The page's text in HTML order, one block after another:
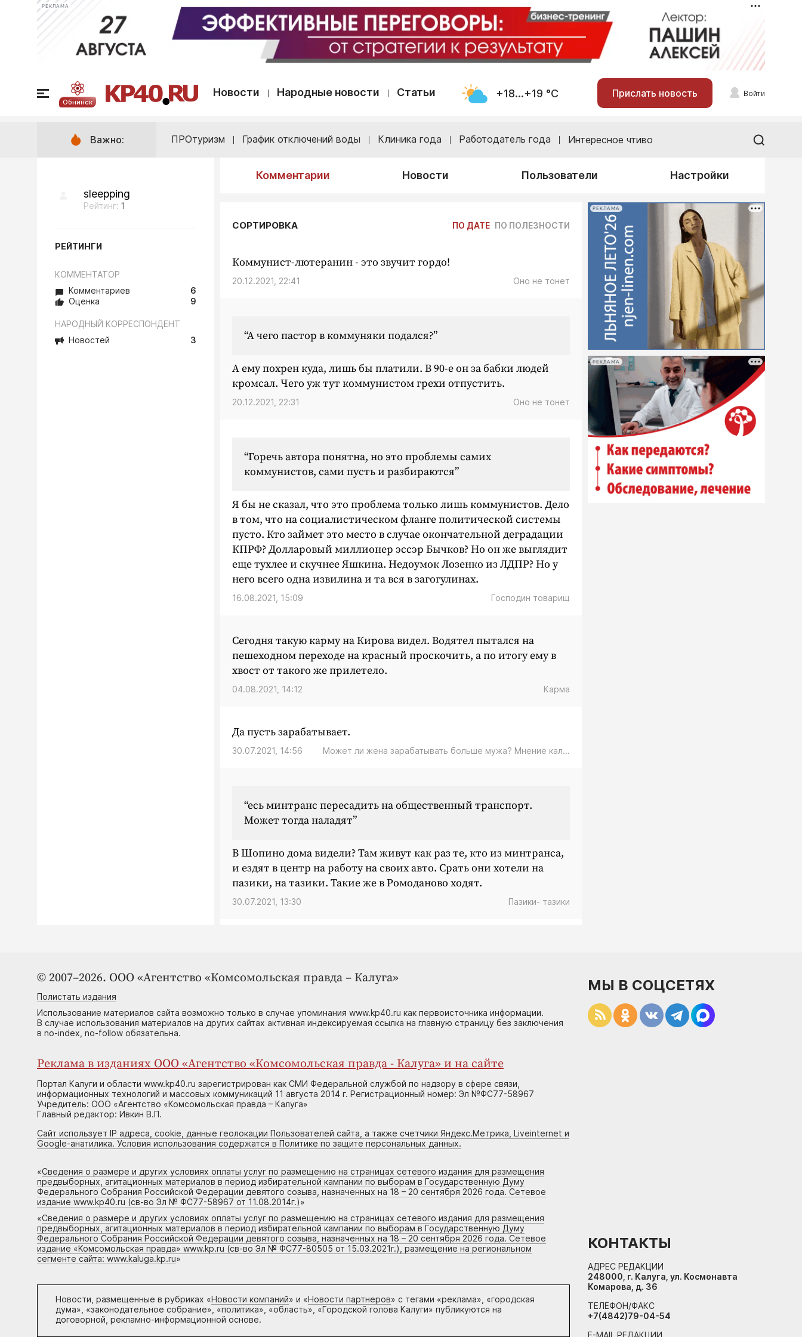
РЕКЛАМА
Обнинск
Новости Народные новости Статьи +18...+19 °С Прислать новость Войти
Важно: ПРОтуризм График отключений воды Клиника года Работодатель года Интересное чтиво
Комментарии Новости Пользователи
Настройки
sleepping
Рейтинг: 1
РЕЙТИНГИ
КОММЕНТАТОР
Комментариев
6
Оценка
9
НАРОДНЫЙ КОРРЕСПОНДЕНТ
Новостей
3
СОРТИРОВКА ПО ДАТЕ ПО ПОЛЕЗНОСТИ
Коммунист-лютеранин - это звучит гордо!
20.12.2021, 22:41 Оно не тонет
“А чего пастор в коммуняки подался?”
А ему похрен куда, лишь бы платили. В 90-е он за бабки людей
кромсал. Чего уж тут коммунистом грехи отпустить.
20.12.2021, 22:31 Оно не тонет
“Горечь автора понятна, но это проблемы самих
коммунистов, сами пусть и разбираются”
Я бы не сказал, что это проблема только лишь коммунистов. Дело
в том, что на социалистическом фланге политической системы
пусто. Кто займет это место в случае окончательной деградации
КПРФ? Долларовый миллионер эссэр Бычков? Но он же выглядит
еще тухлее и скучнее Яшкина. Недоумок Лозенко из ЛДПР? Но у
него всего одна извилина и та вся в загогулинах.
16.08.2021, 15:09 Господин товарищ
Сегодня такую карму на Кирова видел. Водятел пытался на
пешеходном переходе на красный проскочить, а по итогу ему в
хвост от такого же прилетело.
04.08.2021, 14:12 Карма
Да пусть зарабатывает.
30.07.2021, 14:56 Может ли жена зарабатывать больше мужа? Мнение кал...
“есь минтранс пересадить на общественный транспорт.
Может тогда наладят”
В Шопино дома видели? Там живут как раз те, кто из минтранса,
и ездят в центр на работу на своих авто. Срать они хотели на
пазики, на тазики. Такие же в Ромоданово ходят.
30.07.2021, 13:30 Пазики- тазики
РЕКЛАМА
РЕКЛАМА
© 2007–2026. ООО «Агентство «Комсомольская правда – Калуга»
Полистать издания
Использование материалов сайта возможно только в случае упоминания www.kp40.ru как первоисточника информации.
В случае использования материалов на других сайтах активная индексируемая ссылка на главную страницу без заключения
в no-index, no-follow обязательна.
Реклама в изданиях ООО «Агентство «Комсомольская правда - Калуга» и на сайте
Портал Калуги и области www.kp40.ru зарегистрирован как СМИ Федеральной службой по надзору в сфере связи,
информационных технологий и массовых коммуникаций 11 августа 2014 г. Регистрационный номер: Эл №ФС77-58967
Учредитель: ООО «Агентство «Комсомольская правда – Калуга»
Главный редактор: Ивкин В.П.
Сайт использует IP адреса, cookie, данные геолокации Пользователей сайта, а также счетчики Яндекс.Метрика, Liveinternet и
Google-анатилика. Условия использования содержатся в Политике по защите персональных данных.
«Сведения о размере и других условиях оплаты услуг по размещению на страницах сетевого издания для размещения
предвыборных, агитационных материалов в период избирательной кампании по выборам в Государственную Думу
Федерального Собрания Российской Федерации девятого созыва, назначенных на 18 – 20 сентября 2026 года. Сетевое
издание www.kp40.ru (св-во Эл № ФС77-58967 от 11.08.2014г.)»
«Сведения о размере и других условиях оплаты услуг по размещению на страницах сетевого издания для размещения
предвыборных, агитационных материалов в период избирательной кампании по выборам в Государственную Думу
Федерального Собрания Российской Федерации девятого созыва, назначенных на 18 – 20 сентября 2026 года. Сетевое
издание «Комсомольская правда» www.kp.ru (св-во Эл № ФС77-80505 от 15.03.2021г.), размещение на региональном
сегменте сайта: www.kaluga.kp.ru»
Новости, размещенные в рубриках «Новости компаний» и «Новости партнеров» с тегами «реклама», «городская
дума», «законодательное собрание», «политика», «область», «Городской голова Калуги» публикуются на
договорной, рекламно-информационной основе.
МЫ В СОЦСЕТЯХ
КОНТАКТЫ
АДРЕС РЕДАКЦИИ
248000, г. Калуга, ул. Космонавта
Комарова, д. 36
ТЕЛЕФОН/ФАКС
+7(4842)79-04-54
E-MAIL РЕДАКЦИИ